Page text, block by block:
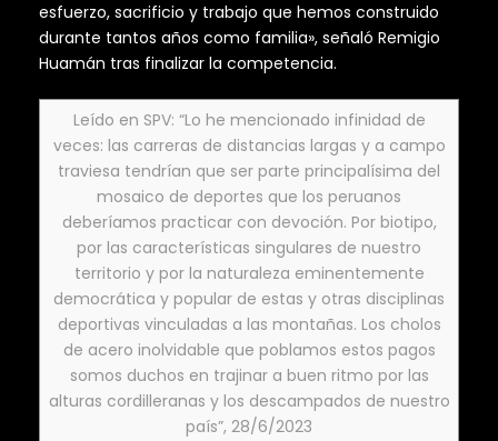
esfuerzo, sacrificio y trabajo que hemos construido
durante tantos años como familia», señaló Remigio
Huamán tras finalizar la competencia.
Leído en SPV: “Lo he mencionado infinidad de
veces: las carreras de distancias largas y a campo
traviesa tendrían que ser parte principalísima del
mosaico de deportes que los peruanos
deberíamos practicar con devoción. Por biotipo,
por las características singulares de nuestro
territorio y por la naturaleza eminentemente
democrática y popular de estas y otras disciplinas
deportivas vinculadas a las montañas. Los cholos
de acero inolvidable que poblamos estos pagos
somos duchos en trajinar a buen ritmo por las
alturas cordilleranas y los descampados de nuestro
país”, 28/6/2023